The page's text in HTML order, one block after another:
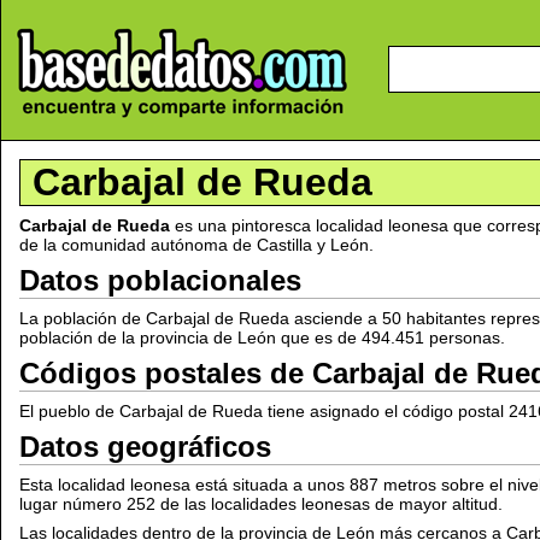
Carbajal de Rueda
Carbajal de Rueda es una pintoresca localidad leonesa que
de la comunidad autónoma de Castilla y León.
Datos poblacionales
La población de Carbajal de Rueda asciende a 50 habitantes
población de la provincia de León que es de 494.451 personas.
Códigos postales de Carbajal de
El pueblo de Carbajal de Rueda tiene asignado el código postal
Datos geográficos
Esta localidad leonesa está situada a unos 887 metros sobre el
lugar número 252 de las localidades leonesas de mayor altitud.
Las localidades dentro de la provincia de León más cercanos a